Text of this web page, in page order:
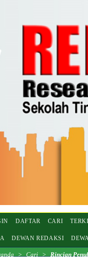
DAFTAR CARI
DEWAN REDAKSI
> Cari > Rincian